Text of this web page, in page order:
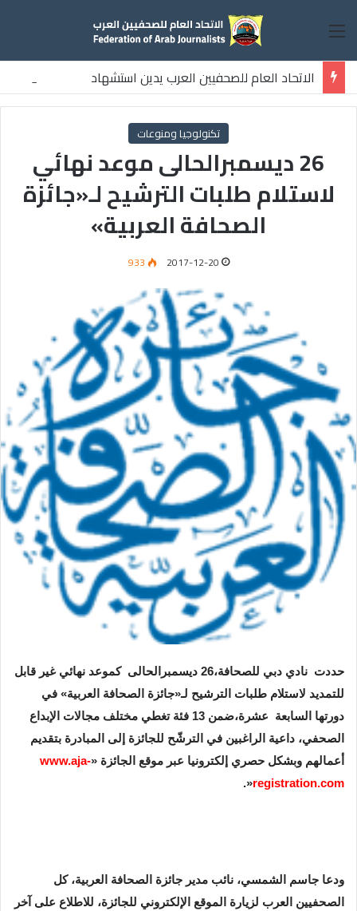
القائمة
الاتحاد العام للصحفيين العرب يدين استشهاد
ثلاثة صحفيين فلسطينيين باستهداف إسرائيلي وسط قطاع غزة
تكنولوجيا ومنوعات
26 ديسمبرالحالى موعد نهائي
لاستلام طلبات الترشيح لـ«جائزة
الصحافة العربية»
2017-12-20
933
حددت نادي دبي للصحافة،26 ديسمبرالحالى كموعد نهائي غير قابل
للتمديد لاستلام طلبات الترشيح لـ«جائزة الصحافة العربية» في
دورتها السابعة عشرة،ضمن 13 فئة تغطي مختلف مجالات الإبداع
الصحفي، داعية الراغبين في الترشّح للجائزة إلى المبادرة بتقديم
أعمالهم وبشكل حصري إلكترونيا عبر موقع الجائزة «www.aja-
registration.com
«.
ودعا جاسم الشمسي، نائب مدير جائزة الصحافة العربية، كل
الصحفيين العرب لزيارة الموقع الإلكتروني للجائزة، للاطلاع على آخر